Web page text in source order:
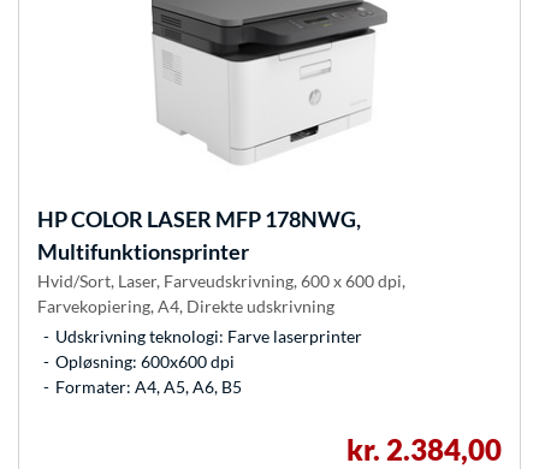
HPCOLOR LASER MFP 178NWG,
Multifunktionsprinter
Hvid/Sort, Laser, Farveudskrivning, 600 x 600 dpi,
Farvekopiering, A4, Direkte udskrivning
Udskrivning teknologi: Farve laserprinter
Opløsning: 600x600 dpi
Formater: A4, A5, A6, B5
kr. 2.384,00